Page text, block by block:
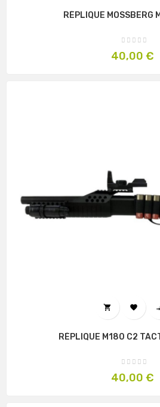
RÉPLIQUE MOSSBERG
Prix
40,00 €
 
RÉPLIQUE M180 C2
Prix
40,00 €